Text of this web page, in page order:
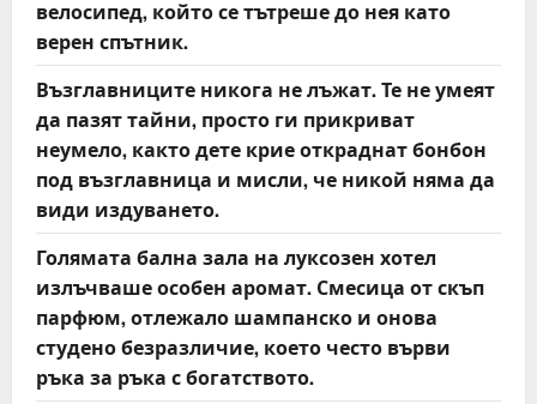
велосипед, който се тътреше до нея като
верен спътник.
Възглавниците никога не лъжат. Те не умеят
да пазят тайни, просто ги прикриват
неумело, както дете крие откраднат бонбон
под възглавница и мисли, че никой няма да
види издуването.
Голямата бална зала на луксозен хотел
излъчваше особен аромат. Смесица от скъп
парфюм, отлежало шампанско и онова
студено безразличие, което често върви
ръка за ръка с богатството.